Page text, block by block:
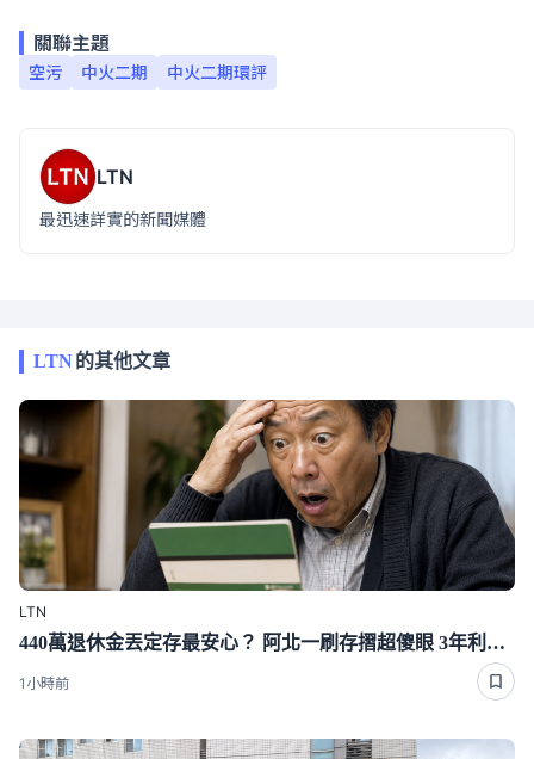
關聯主題
空污 中火二期 中火二期環評
LTN
最迅速詳實的新聞媒體
LTN的其他文章
LTN
440萬退休金丟定存最安心？ 阿北一刷存摺超傻眼 3年利息僅1千多
1小時前